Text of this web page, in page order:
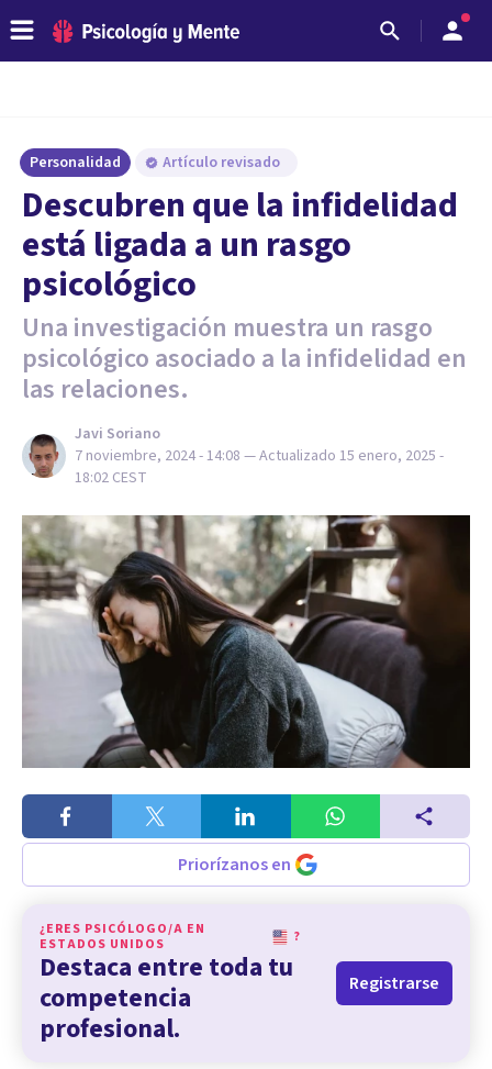
Personalidad Artículo revisado
Descubren que la infidelidad
está ligada a un rasgo
psicológico
Una investigación muestra un rasgo
psicológico asociado a la infidelidad en
las relaciones.
Javi Soriano
7 noviembre, 2024 - 14:08 — Actualizado 15 enero, 2025 -
18:02 CEST
Priorízanos en
¿ERES PSICÓLOGO/A EN
ESTADOS UNIDOS
?
Destaca entre toda tu
competencia
profesional.
Registrarse